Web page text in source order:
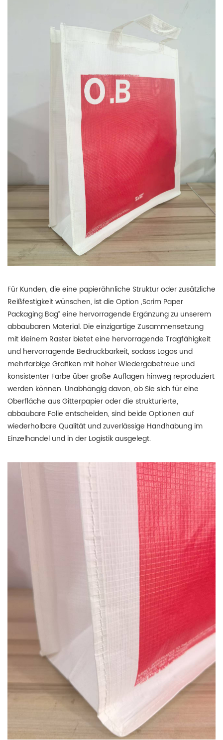
Für Kunden, die eine papierähnliche Struktur oder zusätzliche
Reißfestigkeit wünschen, ist die Option „Scrim Paper
Packaging Bag“ eine hervorragende Ergänzung zu unserem
abbaubaren Material. Die einzigartige Zusammensetzung
mit kleinem Raster bietet eine hervorragende Tragfähigkeit
und hervorragende Bedruckbarkeit, sodass Logos und
mehrfarbige Grafiken mit hoher Wiedergabetreue und
konsistenter Farbe über große Auflagen hinweg reproduziert
werden können. Unabhängig davon, ob Sie sich für eine
Oberfläche aus Gitterpapier oder die strukturierte,
abbaubare Folie entscheiden, sind beide Optionen auf
wiederholbare Qualität und zuverlässige Handhabung im
Einzelhandel und in der Logistik ausgelegt.